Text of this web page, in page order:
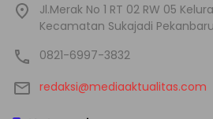
Jl.Merak No 1 RT 02 RW 05
Kecamatan Sukajadi Pekanbaru
0821-6997-3832
redaksi@mediaaktualitas.com